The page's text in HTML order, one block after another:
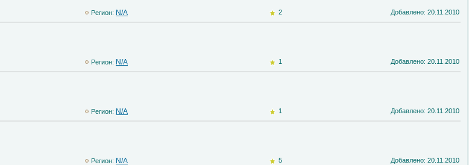
Регион: N/A 2 Добавлено: 20.11.2010
Регион: N/A 1 Добавлено: 20.11.2010
Регион: N/A 1 Добавлено: 20.11.2010
Регион: N/A 5 Добавлено: 20.11.2010